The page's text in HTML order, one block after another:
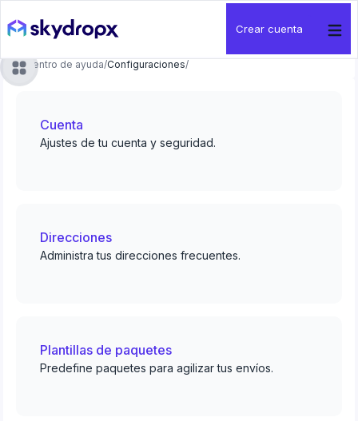
Crear cuenta
Centro de ayuda/Configuraciones/
Cuenta
Ajustes de tu cuenta y seguridad.
Direcciones
Administra tus direcciones frecuentes.
Plantillas de paquetes
Predefine paquetes para agilizar tus envíos.